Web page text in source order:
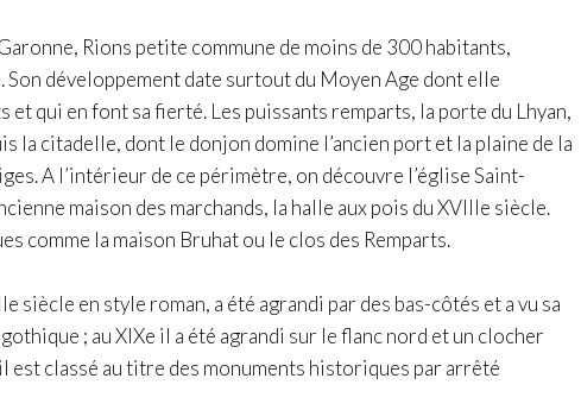
Rions petite commune de moins de 300 habitants,
Son développement date surtout du Moyen Age dont elle
et qui en font sa fierté. Les puissants remparts, la porte du Lhyan,
la citadelle, dont le donjon domine l’ancien port et la plaine de la
A l’intérieur de ce périmètre, on découvre l’église Saint-
maison des marchands, la halle aux pois du XVIIIe siècle.
comme la maison Bruhat ou le clos des Remparts.
siècle en style roman, a été agrandi par des bas-côtés et a vu sa
; auXIXe il a été agrandi sur le flanc nord et un clocher
est classé au titre des monuments historiques par arrêté